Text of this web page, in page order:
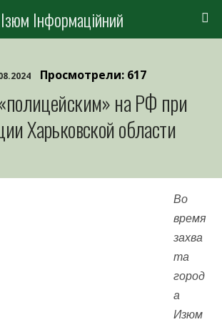
Ізюм Інформаційний
Просмотрели: 617
на РФ при
Харьковской области
Во
время
захва
та
город
а
Изюм